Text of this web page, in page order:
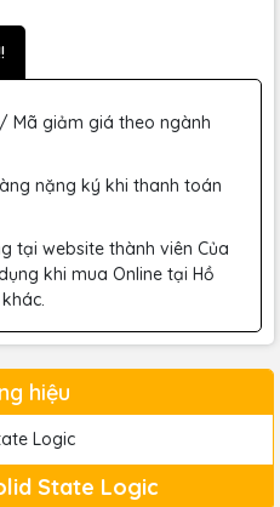
Mã giảm giá theo ngành
nặng ký khi thanh toán
tại website thành viên Của
khi mua Online tại Hồ
hiệu
Logic
State Logic